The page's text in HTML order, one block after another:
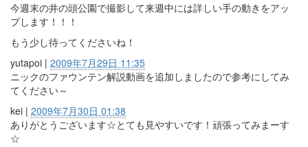
今週末の井の頭公園で撮影して来週中には詳しい手の動きをアッ
プします！！！
もう少し待ってくださいね！
yutapoi | 2009年7月29日 11:35
ニックのファウンテン解説動画を追加しましたので参考にしてみ
てください～
kei | 2009年7月30日 01:38
ありがとうございます☆とても見やすいです！頑張ってみまーす
☆